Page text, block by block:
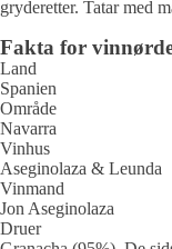
gryderetter. Tatar med
Fakta for
Land
Spanien
Område
Navarra
Vinhus
Aseginolaza & Leunda
Vinmand
Jon Aseginolaza
Druer